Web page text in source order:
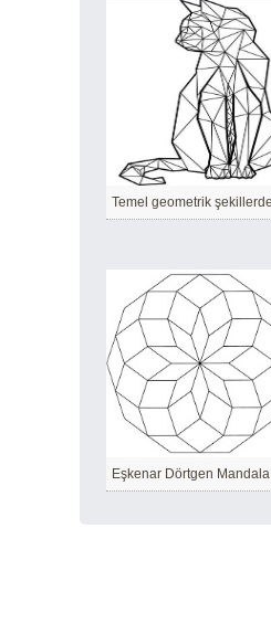
Eşkenar Dörtgen Mandala